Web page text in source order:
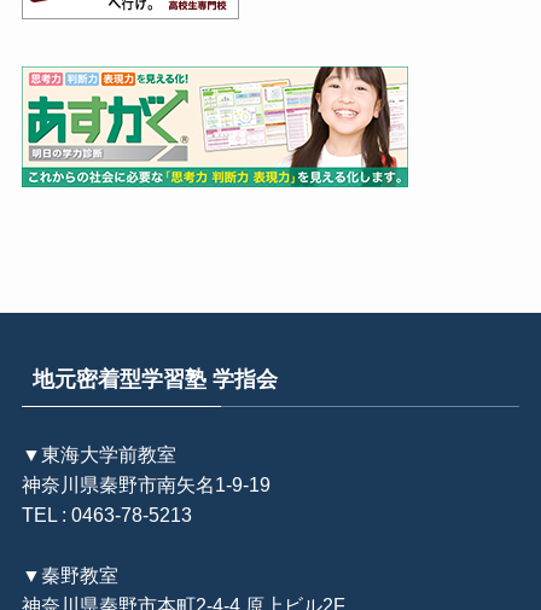
地元密着型学習塾 学指会
▼東海大学前教室
神奈川県秦野市南矢名1-9-19
TEL : 0463-78-5213
▼秦野教室
神奈川県秦野市本町2-4-4 原上ビル2F